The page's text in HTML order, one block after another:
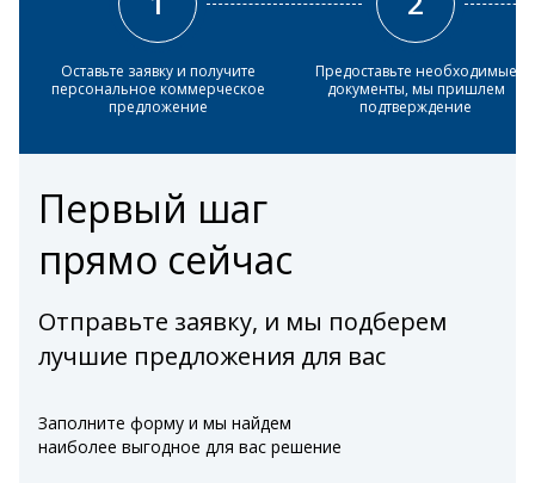
Оставьте заявку и получите
персональное коммерческое
предложение
Предоставьте необходимые
документы, мы пришлем
подтверждение
Первый шаг
прямо сейчас
Отправьте заявку, и мы подберем
лучшие предложения для вас
Заполните форму и мы найдем
наиболее выгодное для вас решение